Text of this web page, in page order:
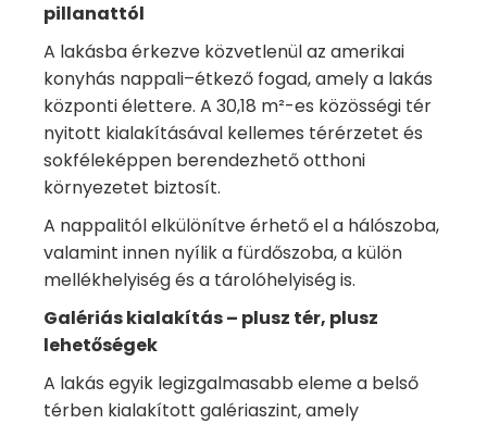
pillanattól
A lakásba érkezve közvetlenül az amerikai
konyhás nappali–étkező fogad, amely a lakás
központi élettere. A 30,18 m²-es közösségi tér
nyitott kialakításával kellemes térérzetet és
sokféleképpen berendezhető otthoni
környezetet biztosít.
A nappalitól elkülönítve érhető el a hálószoba,
valamint innen nyílik a fürdőszoba, a külön
mellékhelyiség és a tárolóhelyiség is.
Galériás kialakítás – plusz tér, plusz
lehetőségek
A lakás egyik legizgalmasabb eleme a belső
térben kialakított galériaszint, amely